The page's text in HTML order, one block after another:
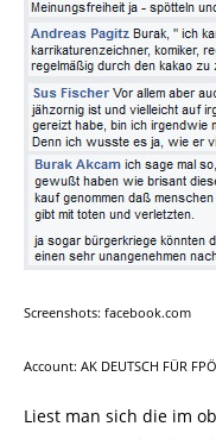
Screenshots: facebook.com
Account: AK DEUTSCH FÜR
Liest man sich die im